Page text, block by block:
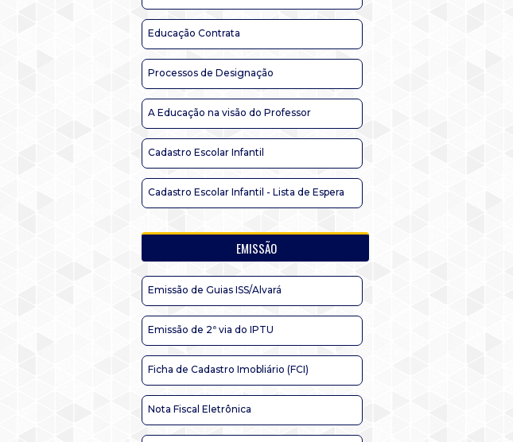
Educação Contrata
Processos de Designação
A Educação na visão do Professor
Cadastro Escolar Infantil
Cadastro Escolar Infantil - Lista de Espera
EMISSÃO
Emissão de Guias ISS/Alvará
Emissão de 2ª via do IPTU
Ficha de Cadastro Imobliário (FCI)
Nota Fiscal Eletrônica